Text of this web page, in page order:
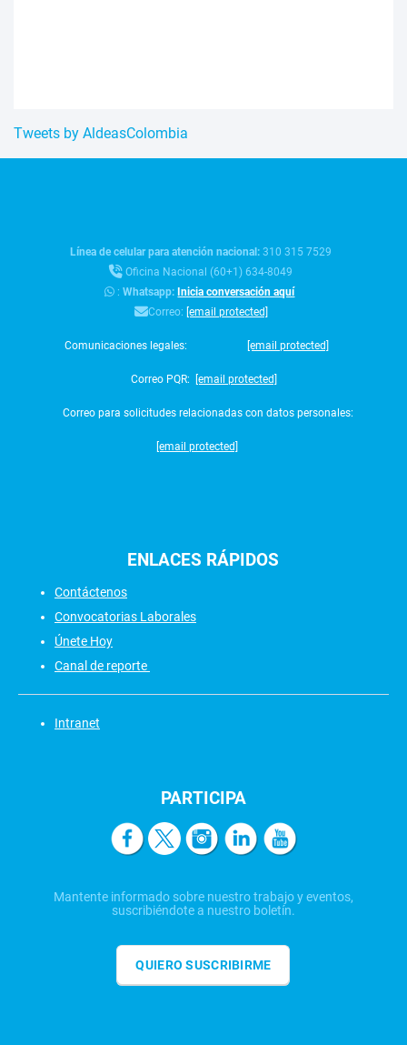
Tweets by AldeasColombia
Línea de celular para atención nacional:310 315 7529
Oficina Nacional (60+1) 634-8049
:Whatsapp: Inicia conversación aquí
Correo: [email protected]
Comunicaciones legales: [email protected]
Correo PQR: [email protected]
Correo para solicitudes relacionadas con datos personales:
[email protected]
ENLACES RÁPIDOS
Contáctenos
Convocatorias Laborales
Únete Hoy
Canal de reporte
Intranet
PARTICIPA
Mantente informado sobre nuestro trabajo y eventos,
suscribiéndote a nuestro boletín.
QUIERO SUSCRIBIRME